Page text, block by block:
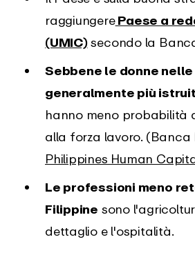
raggiungerePaese a
(UMIC)secondo la
Sebbene le donne
generalmente più
hanno meno probabilità
alla forza lavoro. (Banca
Philippines Human
Le professioni meno
Filippine sono
dettaglio e l'ospitalità.